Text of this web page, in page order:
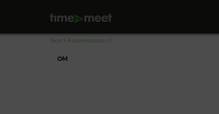
Hem Konferensrum i
OM